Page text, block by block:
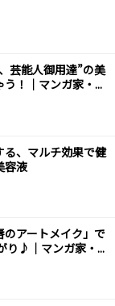
芸能人御用達”の美
！｜マンガ家・...
、マルチ効果で健
容液
アートメイク」で
り♪｜マンガ家・...